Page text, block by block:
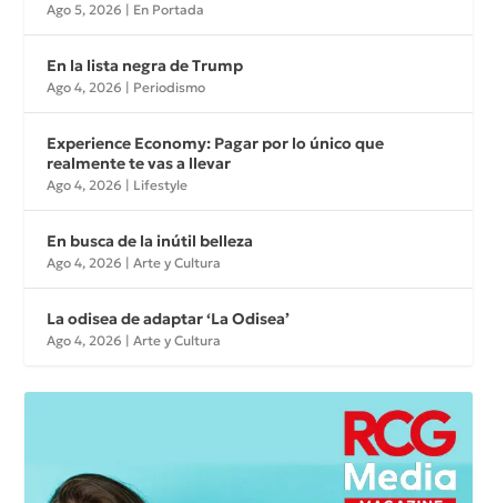
Ago 5, 2026 | En Portada
En la lista negra de Trump
Ago 4, 2026 | Periodismo
Experience Economy: Pagar por lo único que
realmente te vas a llevar
Ago 4, 2026 | Lifestyle
En busca de la inútil belleza
Ago 4, 2026 |Arte y Cultura
La odisea de adaptar ‘La Odisea’
Ago 4, 2026 |Arte y Cultura